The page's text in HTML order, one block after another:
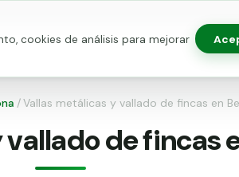
cookies de análisis para mejorar
/Vallas metálicas y vallado de fincas en
de fincas